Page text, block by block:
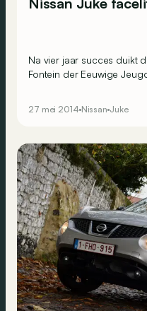
Na vier jaar succes duikt
Fontein der Eeuwige
verdedigen.
27 mei 2014 Nissan Juke